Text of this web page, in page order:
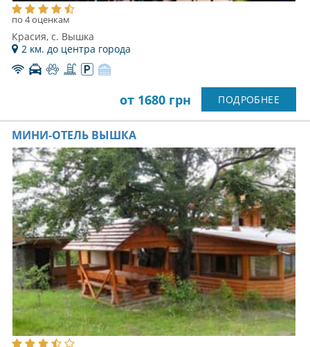
по 4 оценкам
Красия, с. Вышка
2 км. до центра города
от 1680 грн ПОДРОБНЕЕ
МИНИ-ОТЕЛЬ ВЫШКА